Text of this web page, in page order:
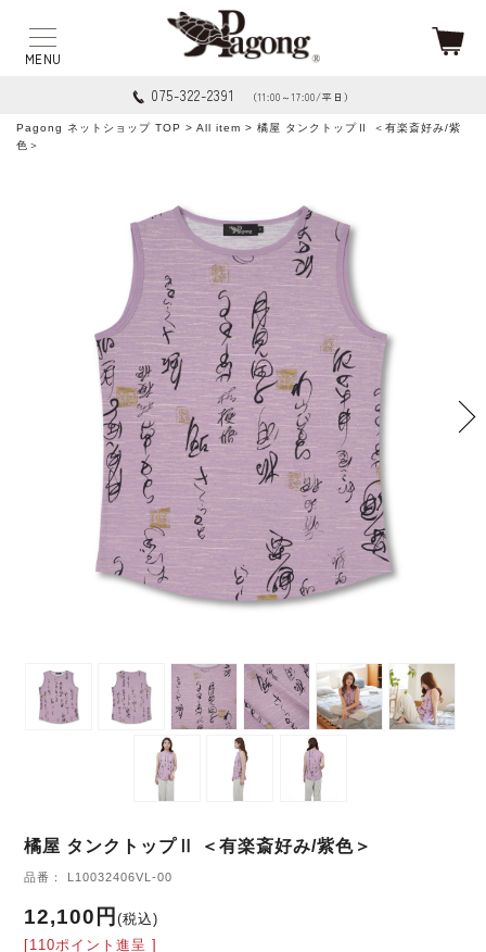
075-322-2391 （11:00～17:00/平日）
Pagong ネットショップ TOP > All item > 橘屋 タンクトップⅡ ＜有楽斎好み/紫
色＞
橘屋 タンクトップⅡ ＜有楽斎好み/紫色＞
品番： L10032406VL-00
12,100円(税込)
[110ポイント進呈 ]